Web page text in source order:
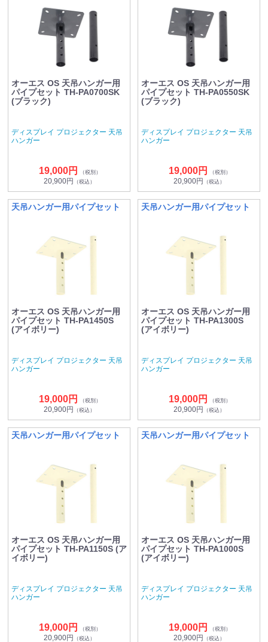
オーエス OS 天吊ハンガー用
パイプセット TH-PA0700SK
(ブラック)
ディスプレイ プロジェクター 天吊
ハンガー
19,000円 （税別）
20,900円 （税込）
オーエス OS 天吊ハンガー用
パイプセット TH-PA0550SK
(ブラック)
ディスプレイ プロジェクター 天吊
ハンガー
19,000円 （税別）
20,900円 （税込）
天吊ハンガー用パイプセット
オーエス OS 天吊ハンガー用
パイプセット TH-PA1450S
(アイボリー)
ディスプレイ プロジェクター 天吊
ハンガー
19,000円 （税別）
20,900円 （税込）
天吊ハンガー用パイプセット
オーエス OS 天吊ハンガー用
パイプセット TH-PA1300S
(アイボリー)
ディスプレイ プロジェクター 天吊
ハンガー
19,000円 （税別）
20,900円 （税込）
天吊ハンガー用パイプセット
オーエス OS 天吊ハンガー用
パイプセット TH-PA1150S (ア
イボリー)
ディスプレイ プロジェクター 天吊
ハンガー
19,000円 （税別）
20,900円 （税込）
天吊ハンガー用パイプセット
オーエス OS 天吊ハンガー用
パイプセット TH-PA1000S
(アイボリー)
ディスプレイ プロジェクター 天吊
ハンガー
19,000円 （税別）
20,900円 （税込）